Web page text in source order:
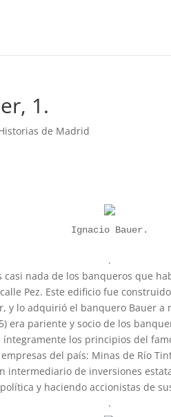
1.
de Madrid
Ignacio Bauer.
.
casi nada de los banqueros que
Pez. Este edificio fue
y lo adquirió el banquero Bauer a
era pariente y socio de los
íntegramente los principios del
del país: Minas de Río
intermediario de inversiones
y haciendo accionistas de
.